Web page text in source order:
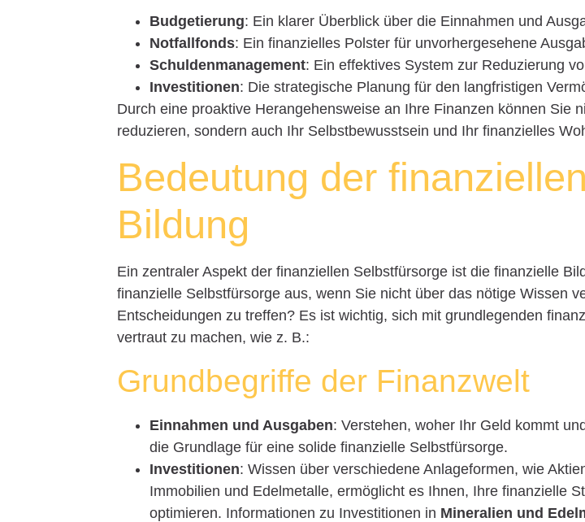
Budgetierung: Ein klarer Überblick über die Einnahmen und
Notfallfonds: Ein finanzielles Polster für unvorhergesehene
Schuldenmanagement: Ein effektives System zur Reduzierung
Investitionen: Die strategische Planung für den langfristigen
Durch eine proaktive Herangehensweise an Ihre Finanzen können Sie
reduzieren, sondern auch Ihr Selbstbewusstsein und Ihr finanzielles
Bedeutung der finanziellen
Bildung
Ein zentraler Aspekt der finanziellen Selbstfürsorge ist die finanzielle
finanzielle Selbstfürsorge aus, wenn Sie nicht über das nötige Wissen
Entscheidungen zu treffen? Es ist wichtig, sich mit grundlegenden
vertraut zu machen, wie z. B.:
Grundbegriffe der Finanzwelt
Einnahmen und Ausgaben: Verstehen, woher Ihr Geld kommt
die Grundlage für eine solide finanzielle Selbstfürsorge.
Investitionen: Wissen über verschiedene Anlageformen, wie
Immobilien und Edelmetalle, ermöglicht es Ihnen, Ihre finanzielle
optimieren. Informationen zu Investitionen in Mineralien und